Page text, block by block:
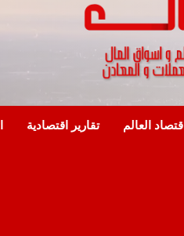
اقتصاد العالم تقارير اقتصادية